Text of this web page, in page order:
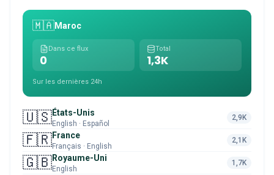
🇲🇦Maroc
Dans ce flux
0
Total
1,3K
Sur les dernières 24h
🇺🇸États-Unis
English · Español
2,9K
🇫🇷France
Français · English
2,1K
🇬🇧Royaume-Uni
English
1,7K